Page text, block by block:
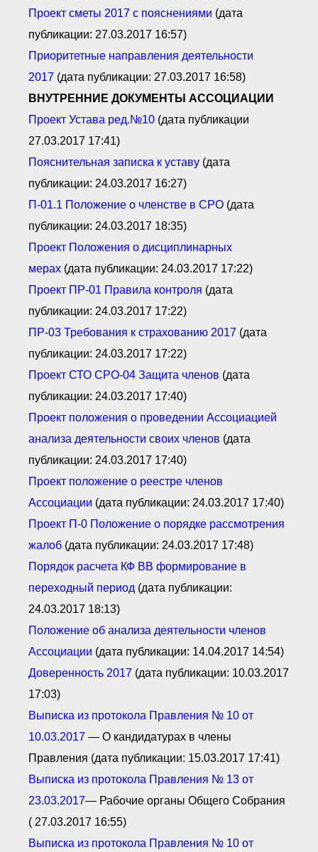
Проект сметы 2017 с пояснениями (дата
публикации: 27.03.2017 16:57)
Приоритетные направления деятельности
2017 (дата публикации: 27.03.2017 16:58)
ВНУТРЕННИЕ ДОКУМЕНТЫ АССОЦИАЦИИ
Проект Устава ред.№10 (дата публикации
27.03.2017 17:41)
Пояснительная записка к уставу (дата
публикации: 24.03.2017 16:27)
П-01.1 Положение о членстве в СРО (дата
публикации: 24.03.2017 18:35)
Проект Положения о дисциплинарных
мерах (дата публикации: 24.03.2017 17:22)
Проект ПР-01 П равила контроля (дата
публикации: 24.03.2017 17:22)
ПР-03 Требования к страхованию 2017 (дата
публикации: 24.03.2017 17:22)
Проект СТО СРО-04 Защита членов (дата
публикации: 24.03.2017 17:40)
Проект положения о проведении Ассоциацией
анализа деятельности своих членов (дата
публикации: 24.03.2017 17:40)
Проект положение о реестре членов
Ассоциации (дата публикации: 24.03.2017 17:40)
Проект П-0 Положение о порядке рассмотрения
жалоб (дата публикации: 24.03.2017 17:48)
Порядок расчета КФ ВВ формирование в
переходный период (дата публикации:
24.03.2017 18:13)
Положение об анализа деятельности членов
Ассоциации (дата публикации: 14.04.2017 14:54)
Доверенность 2017 (дата публикации: 10.03.2017
17:03)
Выписка из протокола П равления № 10 от
10.03.2017 — О кандидатурах в члены
Правления (дата публикации: 15.03.2017 17:41)
Выписка из протокола Правления № 13 от
23.03.2017— Рабочие органы Общего Собрания
( 27.03.2017 16:55)
Выписка из протокола Правления № 10 от